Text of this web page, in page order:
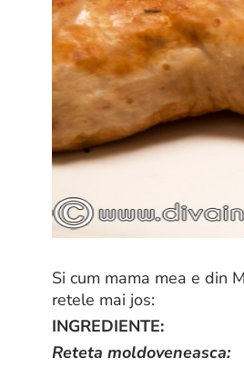
Si cum mama mea e din
retele mai jos:
INGREDIENTE:
Reteta moldoveneasca: